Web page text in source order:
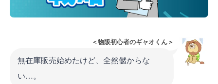
＜物販初心者のギャオくん＞
無在庫販売始めたけど、全然儲からな
い…。